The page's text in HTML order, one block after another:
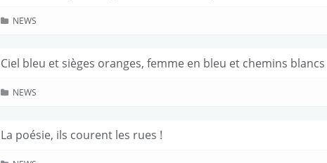
NEWS
Ciel bleu et sièges oranges, femme en bleu et chemins blancs
NEWS
La poésie, ils courent les rues !